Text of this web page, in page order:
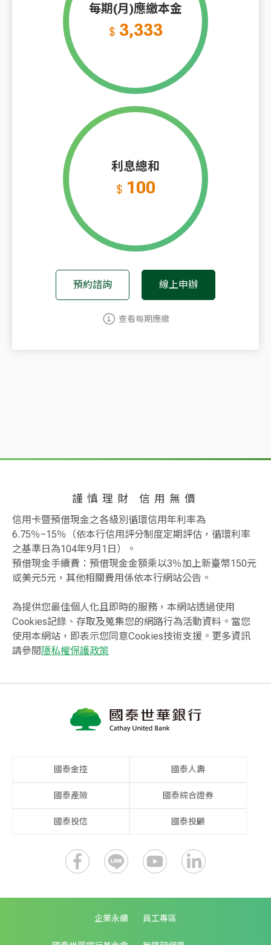
每期(月)應繳本金
$ 3,333
利息總和
$ 100
預約諮詢 線上申辦
查看每期應繳
謹慎理財 信用無價
信用卡暨預借現金之各級別循環信用年利率為
6.75％~15％（依本行信用評分制度定期評估，循環利率
之基準日為104年9月1日）。
預借現金手續費：預借現金金額乘以3％加上新臺幣150元
或美元5元，其他相關費用係依本行網站公告。
為提供您最佳個人化且即時的服務，本網站透過使用
Cookies記錄、存取及蒐集您的網路行為活動資料。當您
使用本網站，即表示您同意Cookies技術支援。更多資訊
請參閱隱私權保護政策
國泰金控 國泰人壽
國泰產險 國泰綜合證券
國泰投信 國泰投顧
企業永續 員工專區